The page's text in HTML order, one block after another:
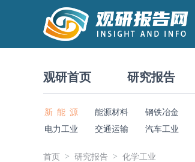
观研首页 研究报告
新 能 源 能源材料 钢铁冶金
电力工业
交通运输 汽车工业
首页 研究报告 化学工业